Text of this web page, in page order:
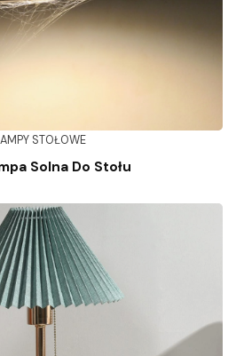
STOŁOWE
Solna Do Stołu